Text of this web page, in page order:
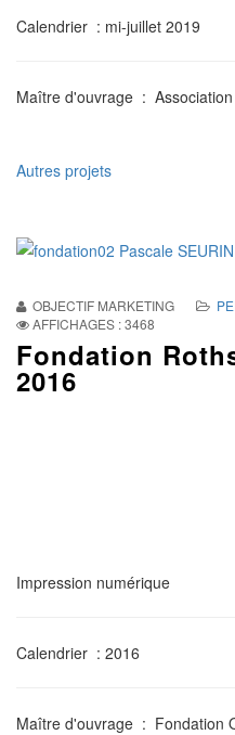
Calendrier : mi-juillet 2019
Maître d'ouvrage :
Autres projets
OBJECTIF MARKETING
AFFICHAGES : 3468
Fondation
2016
Impression numérique
Calendrier : 2016
Maître d'ouvrage : Fondation